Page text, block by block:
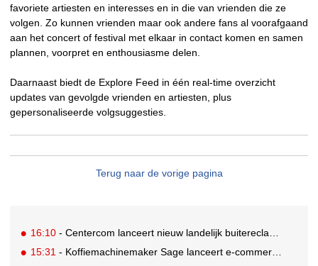
favoriete artiesten en interesses en in die van vrienden die ze
volgen. Zo kunnen vrienden maar ook andere fans al voorafgaand
aan het concert of festival met elkaar in contact komen en samen
plannen, voorpret en enthousiasme delen.
Daarnaast biedt de Explore Feed in één real-time overzicht
updates van gevolgde vrienden en artiesten, plus
gepersonaliseerde volgsuggesties.
Terug naar de vorige pagina
16:10 - Centercom lanceert nieuw landelijk buitereclamenetwerk: City Cubes
15:31 - Koffiemachinemaker Sage lanceert e-commerceplatform voor koffieliefhebbers